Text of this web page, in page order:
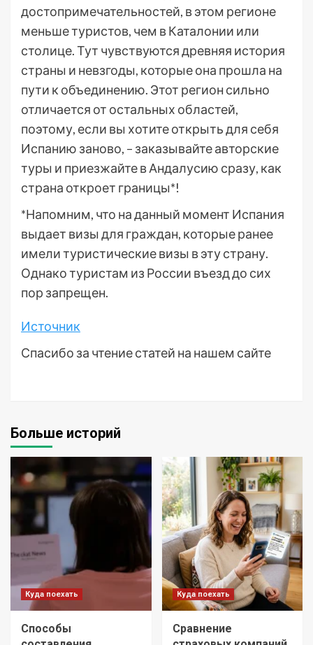
достопримечательностей, в этом регионе
меньше туристов, чем в Каталонии или
столице. Тут чувствуются древняя история
страны и невзгоды, которые она прошла на
пути к объединению. Этот регион сильно
отличается от остальных областей,
поэтому, если вы хотите открыть для себя
Испанию заново, – заказывайте авторские
туры и приезжайте в Андалусию сразу, как
страна откроет границы*!
*Напомним, что на данный момент Испания
выдает визы для граждан, которые ранее
имели туристические визы в эту страну.
Однако туристам из России въезд до сих
пор запрещен.
Источник
Спасибо за чтение статей на нашем сайте
Больше историй
Куда поехать
Способы
Куда поехать
Сравнение